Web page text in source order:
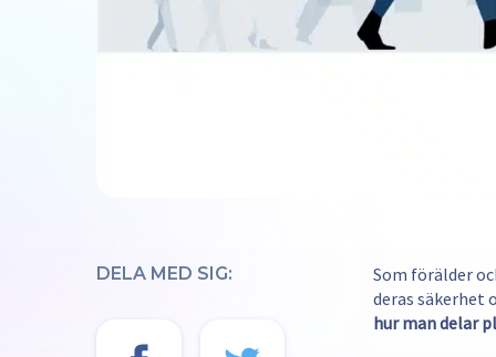
DELA MED SIG:
Som förälder
deras säkerhet
hur man delar